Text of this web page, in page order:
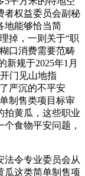
者权益委员会副秘
地能够恰当简
掉，一则关于“职
口消费需要范畴
新规于2025年1月
门见山地指
严沉的不平安
制售类项目标审
拍黄瓜，这些职业
食物平安问题，
令专业委员会从
瓜这类简单制售项